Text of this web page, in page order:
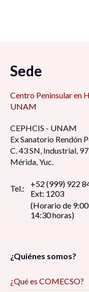
Sede
Centro Peninsular en
UNAM
CEPHCIS - UNAM
Ex Sanatorio Rendón
C. 43 SN, Industrial,
Mérida, Yuc.
Tel.:
+52 (999) 922
Ext: 1203
(Horario de
14:30 horas)
¿Quiénes somos?
¿Qué es COMECSO?